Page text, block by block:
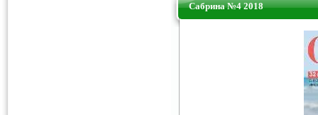
Сабрина №4 2018